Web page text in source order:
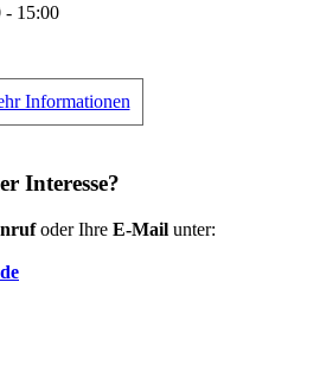
- 15:00
Informationen
Interesse?
oder Ihre E-Mail unter: